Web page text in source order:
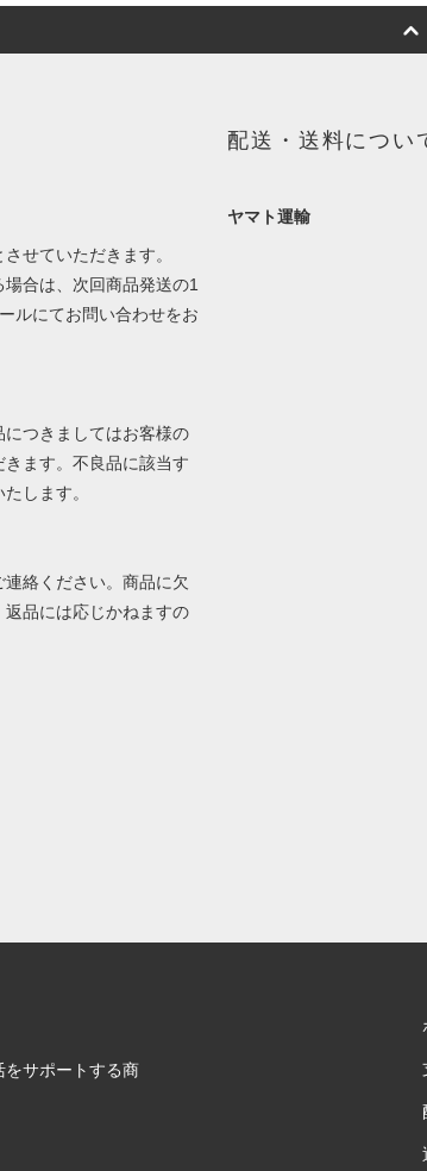
せていただきます。
合は、次回商品発送の1
ルにてお問い合わせをお
つきましてはお客様の
ます。不良品に該当す
します。
絡ください。商品に欠
返品には応じかねますの
配送・送料につい
ヤマト運輸
をサポートする商